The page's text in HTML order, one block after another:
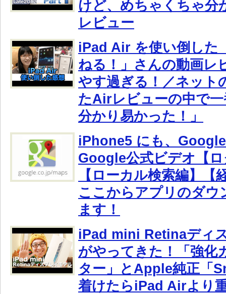
けど、めちゃくちゃ分
レビュー
iPad Air を使い倒した
ねる！」さんの動画レ
やす過ぎる！／ネット
たAirレビューの中で
分かり易かった！ 」
iPhone5 にも、
Google公式ビデオ【
【ローカル検索編】【
ここからアプリのダウ
ます！
iPad mini Retinaディ
がやってきた！「強化
ター」とApple純正「
着けたらiPad Airより